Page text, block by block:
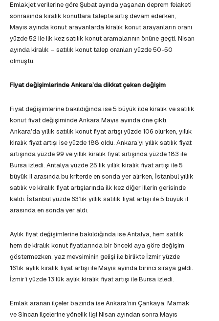
Emlakjet verilerine göre Şubat ayında yaşanan deprem felaketi
sonrasında kiralık konutlara talepte artış devam ederken,
Mayıs ayında konut arayanlarda kiralık konut arayanların oranı
yüzde 52 ile ilk kez satılık konut aramalarının önüne geçti. Nisan
ayında kiralık – satılık konut talep oranları yüzde 50-50
olmuştu.
Fiyat değişimlerinde Ankara’da dikkat çeken değişim
Fiyat değişimlerine bakıldığında ise 5 büyük ilde kiralık ve satılık
konut fiyat değişiminde Ankara Mayıs ayında öne çıktı.
Ankara’da yıllık satılık konut fiyat artışı yüzde 106 olurken, yıllık
kiralık fiyat artışı ise yüzde 188 oldu. Ankara’yı yıllık satılık fiyat
artışında yüzde 99 ve yıllık kiralık fiyat artışında yüzde 183 ile
Bursa izledi. Antalya yüzde 25’lik yıllık kiralık fiyat artışı ile 5
büyük il arasında bu kriterde en sonda yer alırken, İstanbul yıllık
satılık ve kiralık fiyat artışlarında ilk kez diğer illerin gerisinde
kaldı. İstanbul yüzde 63’lık yıllık satılık fiyat artışı ile 5 büyük il
arasında en sonda yer aldı.
Aylık fiyat değişimlerine bakıldığında ise Antalya, hem satılık
hem de kiralık konut fiyatlarında bir önceki aya göre değişim
göstermezken, yaz mevsiminin gelişi ile birlikte İzmir yüzde
16’lık aylık kiralık fiyat artışı ile Mayıs ayında birinci sıraya geldi.
İzmir’i yüzde 13’lük aylık kiralık fiyat artışı ile Bursa izledi.
Emlak aranan ilçeler bazında ise Ankara’nın Çankaya, Mamak
ve Sincan ilçelerine yönelik ilgi Nisan ayından sonra Mayıs